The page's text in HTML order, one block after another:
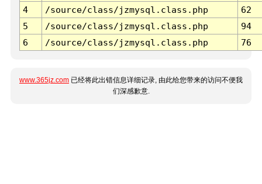
4
/source/class/jzmysql.class.php
62
5
/source/class/jzmysql.class.php
94
6
/source/class/jzmysql.class.php 76
www.365jz.com 已经将此出错信息详细记录, 由此给您带来的访问不便我
们深感歉意.